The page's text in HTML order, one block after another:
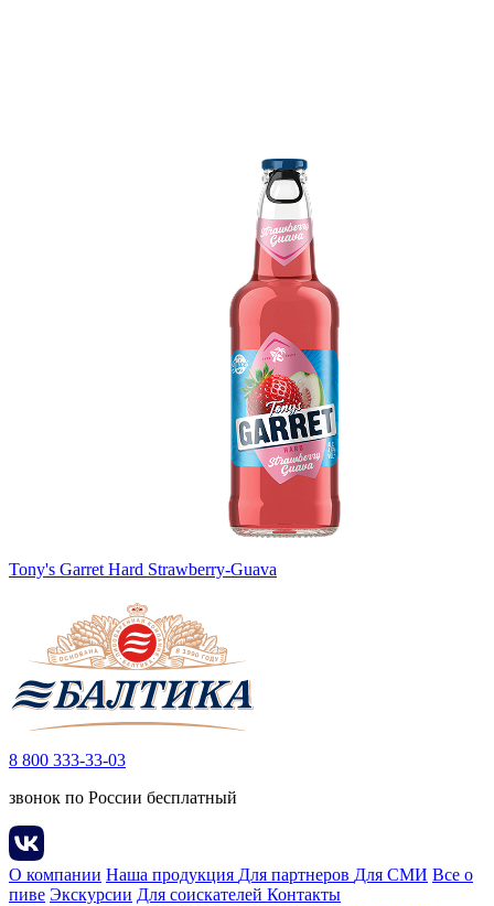
Tony's Garret Hard Strawberry-Guava
8 800 333-33-03
звонок по России бесплатный
О компании Наша продукция Для партнеров Для СМИ Все о
пиве Экскурсии Для соискателей Контакты